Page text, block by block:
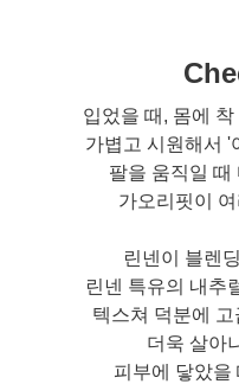
입었을 때, 몸에
가볍고 시원해서 '
팔을 움직일 때
가오리핏이
린넨이 블렌
린넨 특유의 내추
텍스쳐 덕분에
더욱 살아
피부에 닿았을